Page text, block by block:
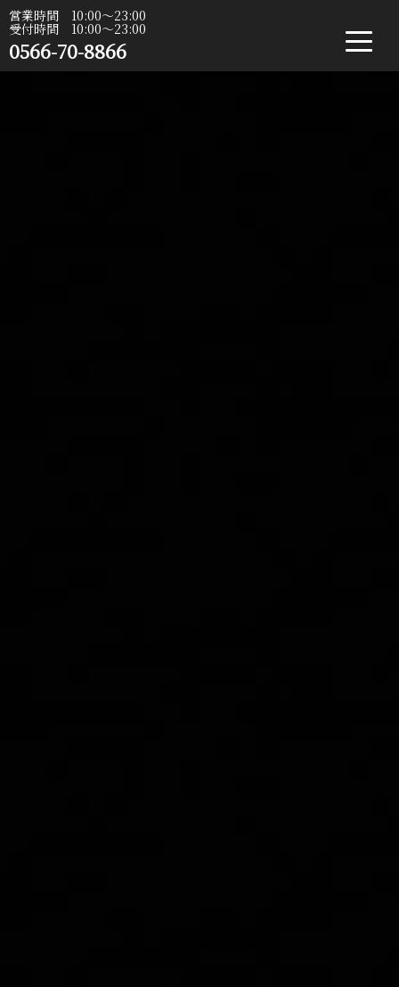
営業時間 10:00〜23:00
受付時間 10:00〜23:00
0566-70-8866